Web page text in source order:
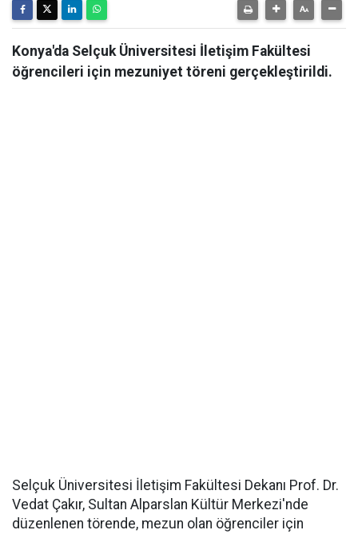
Konya'da Selçuk Üniversitesi İletişim Fakültesi
öğrencileri için mezuniyet töreni gerçekleştirildi.
Selçuk Üniversitesi İletişim Fakültesi Dekanı Prof. Dr.
Vedat Çakır, Sultan Alparslan Kültür Merkezi'nde
düzenlenen törende, mezun olan öğrenciler için